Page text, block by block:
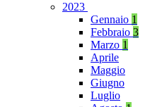
2023
Gennaio 1
Febbraio 3
Marzo 1
Aprile
Maggio
Giugno
Luglio